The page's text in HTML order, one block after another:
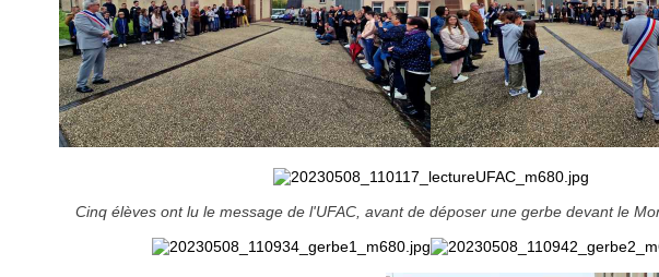
Cinq élèves ont lu le message de l'UFAC, avant de déposer une gerbe devant le